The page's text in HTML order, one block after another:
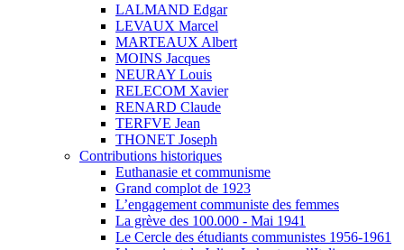
LALMAND Edgar
LEVAUX Marcel
MARTEAUX Albert
MOINS Jacques
NEURAY Louis
RELECOM Xavier
RENARD Claude
TERFVE Jean
THONET Joseph
Contributions historiques
Euthanasie et communisme
Grand complot de 1923
L’engagement communiste des femmes
La grève des 100.000 - Mai 1941
Le Cercle des étudiants communistes 1956-1961